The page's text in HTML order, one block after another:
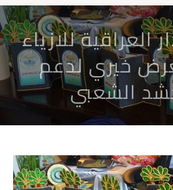
العراقية للازياء
خيري لدعم
الشعبي